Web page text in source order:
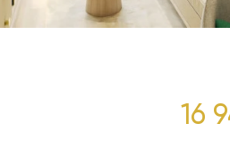
16